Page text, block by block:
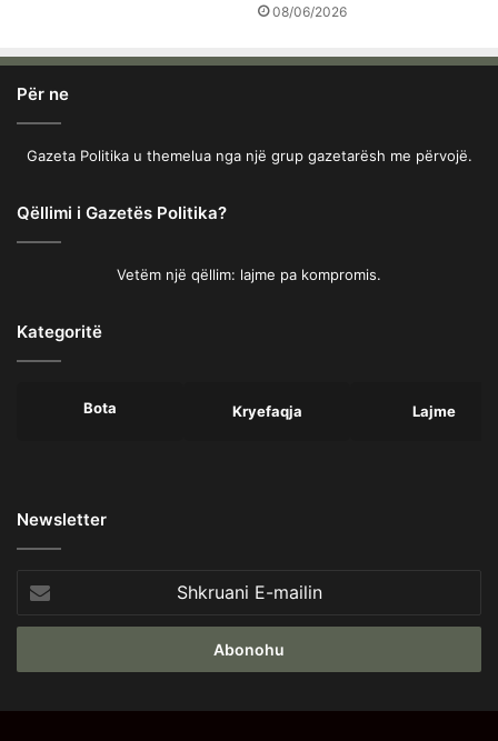
08/06/2026
Për ne
Gazeta Politika u themelua nga një grup gazetarësh me përvojë.
Qëllimi i Gazetës Politika?
Vetëm një qëllim: lajme pa kompromis.
Kategoritë
Bota Kryefaqja Lajme
Newsletter
E-
mailin